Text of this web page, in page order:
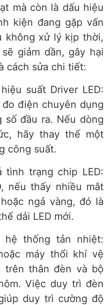
mà còn là dấu hiệu
kiện đang gặp vấn
không xử lý kịp thời,
giảm dần, gây hại
cách sửa chi tiết:
suất Driver LED:
điện chuyên dụng
số đầu ra. Nếu dòng
hãy thay thế một
công suất.
tình trạng chip LED:
nếu thấy nhiều mắt
ngả vàng, đó là
dải LED mới.
hệ thống tản nhiệt:
máy thổi khí vệ
trên thân đèn và bộ
Việc duy trì đèn
duy trì cường độ